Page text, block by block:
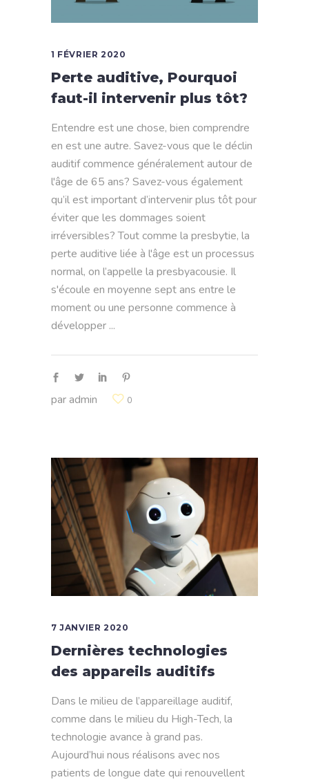
1 FÉVRIER 2020
Perte auditive, Pourquoi
faut-il intervenir plus tôt?
Entendre est une chose, bien comprendre
en est une autre. Savez-vous que le déclin
auditif commence généralement autour de
l'âge de 65 ans? Savez-vous également
qu’il est important d’intervenir plus tôt pour
éviter que les dommages soient
irréversibles? Tout comme la presbytie, la
perte auditive liée à l'âge est un processus
normal, on l’appelle la presbyacousie. Il
s'écoule en moyenne sept ans entre le
moment ou une personne commence à
développer
paradmin 0
7 JANVIER 2020
Dernières technologies
des appareils auditifs
Dans le milieu de l’appareillage auditif,
comme dans le milieu du High-Tech, la
technologie avance à grand pas.
Aujourd’hui nous réalisons avec nos
patients de longue date qui renouvellent